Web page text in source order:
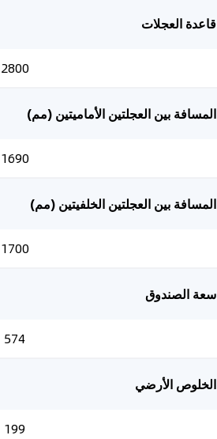
قاعدة العجلات
2800
المسافة بين العجلتين الأماميتين (مم)
1690
المسافة بين العجلتين الخلفيتين (مم)
1700
سعة الصندوق
574
الخلوص الأرضي
199